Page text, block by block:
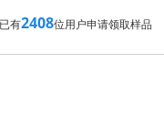
已有2408位用户申请领取样品